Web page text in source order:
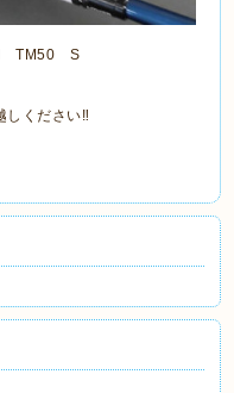
TM50 S
しください‼